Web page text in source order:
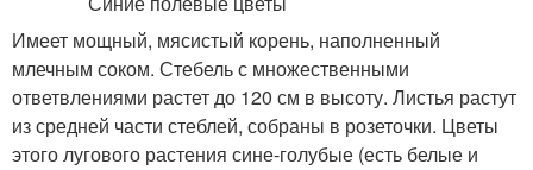
Имеет мощный, мясистый корень, наполненный
млечным соком. Стебель с множественными
ответвлениями растет до 120 см в высоту. Листья растут
из средней части стеблей, собраны в розеточки. Цветы
этого лугового растения сине-голубые (есть белые и